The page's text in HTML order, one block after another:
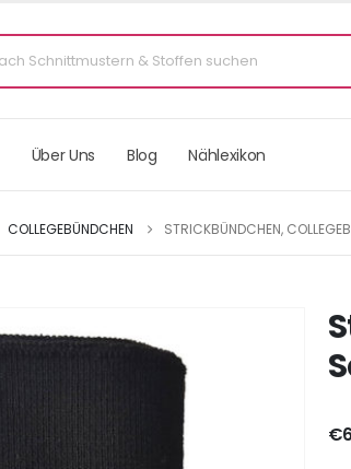
Über Uns Blog Nählexikon
COLLEGEBÜNDCHEN STRICKBÜNDCHEN,
€